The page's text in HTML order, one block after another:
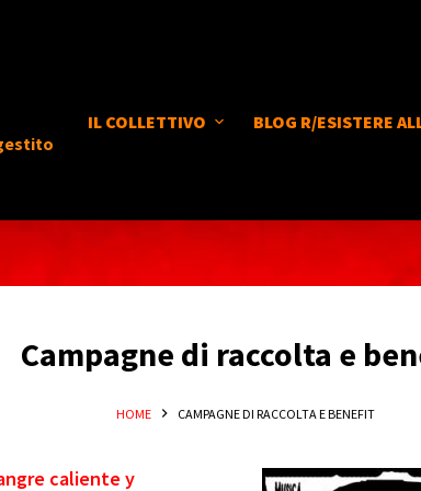
IL COLLETTIVO BLOG R/ESISTERE
Campagne di raccolta e
HOME CAMPAGNE DI RACCOLTA E BENEFIT
caliente y